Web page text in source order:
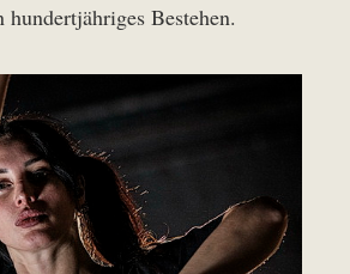
hundertjähriges Bestehen.